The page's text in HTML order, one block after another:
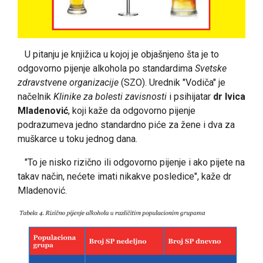
U pitanju je knjižica u kojoj je objašnjeno šta je to
odgovorno pijenje alkohola po standardima Svetske
zdravstvene organizacije (SZO). Urednik "Vodiča" je
načelnik Klinike za bolesti zavisnosti i psihijatar dr Ivica
Mladenović, koji kaže da odgovorno pijenje
podrazumeva jedno standardno piće za žene i dva za
muškarce u toku jednog dana.
"To je nisko rizično ili odgovorno pijenje i ako pijete na
takav način, nećete imati nikakve posledice", kaže dr
Mladenović.